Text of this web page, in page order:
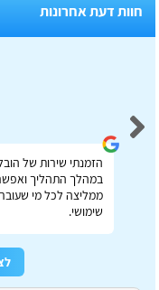
חוות דעת אחרונות
הזמנתי שירות של
במהלך התהליך
ממליצה לכל מי
שימושי.